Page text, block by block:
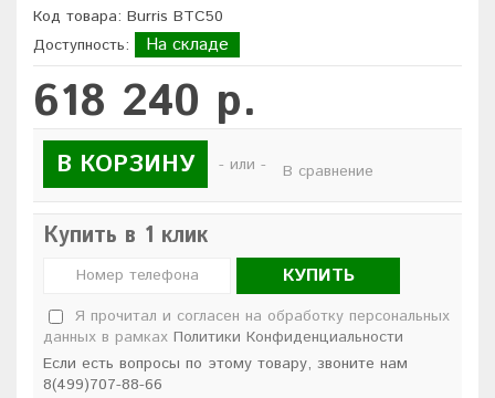
Код товара: Burris BTC50
Доступность:
На складе
618 240 р.
В КОРЗИНУ - или - В сравнение
Купить в 1 клик
КУПИТЬ
Я прочитал и согласен на обработку персональных
данных в рамках Политики Конфиденциальности
Если есть вопросы по этому товару, звоните нам
8(499)707-88-66